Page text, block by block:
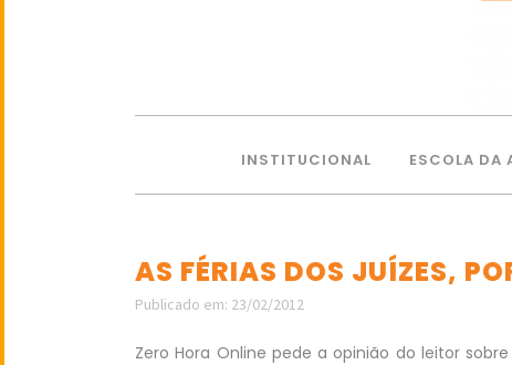
INSTITUCIONAL ESCOLA DA
AS FÉRIAS DOS JUÍZES,
Publicado em: 23/02/2012
Zero Hora Online pede a opinião do leitor